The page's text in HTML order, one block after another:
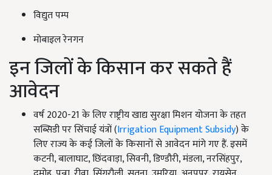
विद्युत पम्प
मोबाइल रेनगन
इन जिलों के किसान कर सकते हैं
आवेदन
वर्ष 2020-21 के लिए राष्ट्रीय खाद्य सुरक्षा मिशन योजना के तहत
सब्सिडी पर सिंचाई यंत्रों (Irrigation Equipment Subsidy) के
लिए राज्य के कई जिलों के किसानों से आवेदन मांगे गए हैं. इसमें
कटनी, बालाघाट, छिंदवाड़ा, सिवनी, डिण्डौरी, मंडला, नरसिंहपुर,